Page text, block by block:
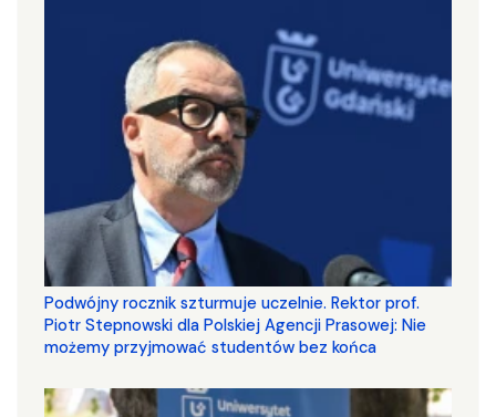
Podwójny rocznik szturmuje uczelnie. Rektor prof.
Piotr Stepnowski dla Polskiej Agencji Prasowej: Nie
możemy przyjmować studentów bez końca